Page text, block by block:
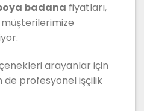
badana fiyatları,
arayanlar için
profesyonel işçilik